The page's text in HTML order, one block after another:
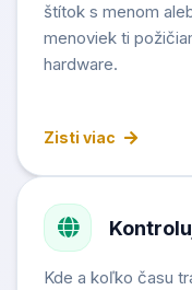
štítok s menom
menoviek ti
hardware.
Zisti viac
Kde a koľko času